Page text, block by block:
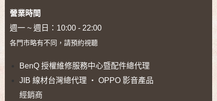
營業時間
週一 ~ 週日：10:00 - 22:00
各門市略有不同，請預約視聽
BenQ 授權維修服務中心暨配件總代理
JIB 線材台灣總代理 ‧ OPPO 影音產品
經銷商